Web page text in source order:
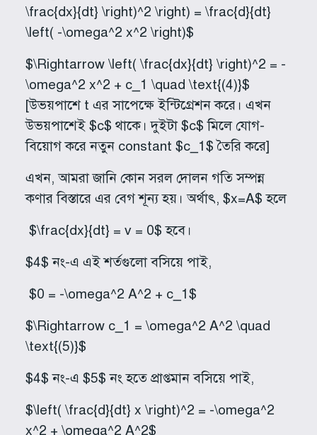
\frac{dx}{dt} \right)^2 \right) = \frac{d}{dt}
\left( -\omega^2 x^2 \right)$
$\Rightarrow \left( \frac{dx}{dt} \right)^2 = -
\omega^2 x^2 + c_1 \quad \text{(4)}$
[উভয়পাশে t এর সাপেক্ষে ইন্টিগ্রেশন করে। এখন
উভয়পাশেই $c$ থাকে। দুইটা $c$ মিলে যোগ-
বিয়োগ করে নতুন constant $c_1$ তৈরি করে]
এখন, আমরা জানি কোন সরল দোলন গতি সম্পন্ন
কণার বিস্তারে এর বেগ শূন্য হয়। অর্থাৎ, $x=A$ হলে
$\frac{dx}{dt} = v = 0$ হবে।
$4$ নং-এ এই শর্তগুলো বসিয়ে পাই,
$0 = -\omega^2 A^2 + c_1$
$\Rightarrow c_1 = \omega^2 A^2 \quad
\text{(5)}$
$4$ নং-এ $5$ নং হতে প্রাপ্তমান বসিয়ে পাই,
$\left( \frac{d}{dt} x \right)^2 = -\omega^2
x^2 + \omega^2 A^2$